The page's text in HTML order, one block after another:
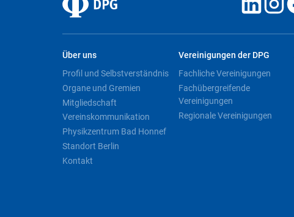
Über uns
Profil und Selbstverständnis
Organe und Gremien
Mitgliedschaft
Vereinskommunikation
Physikzentrum Bad Honnef
Standort Berlin
Kontakt
Vereinigungen der DPG
Fachliche Vereinigungen
Fachübergreifende
Vereinigungen
Regionale Vereinigungen